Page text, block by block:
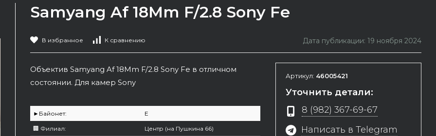
Samyang Af 18Mm F/2.8 Sony Fe
В избранное К сравнению Дата публикации: 19 ноября 2024
Объектив Samyang Af 18Mm F/2.8 Sony Fe в отличном
состоянии. Для камер Sony
►Байонет: E
🏢 Филиал: Центр (на Пушкина 66)
Артикул: 46005421
Уточнить детали:
8 (982) 367-69-67
Написать в Telegram